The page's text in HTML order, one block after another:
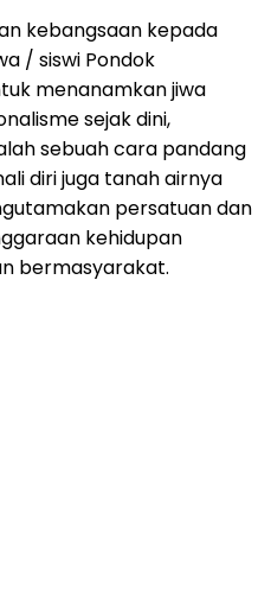
kebangsaan kepada
/ siswi Pondok
menanamkan jiwa
sejak dini,
sebuah cara pandang
diri juga tanah airnya
persatuan dan
kehidupan
bermasyarakat.